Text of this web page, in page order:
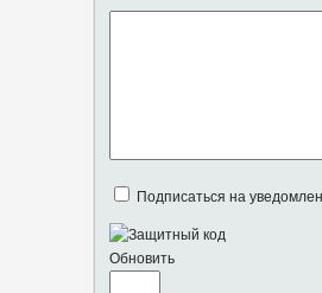
Подписаться на
Обновить